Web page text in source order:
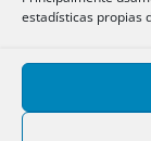
estadísticas propias
Acceder